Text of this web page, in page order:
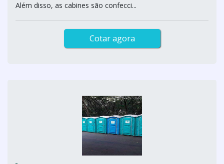
Além disso, as cabines são confecci...
Cotar agora